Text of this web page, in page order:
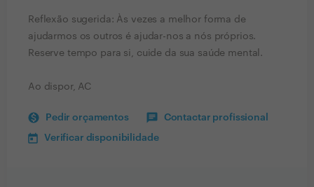
Reflexão sugerida: Às vezes a melhor forma de
ajudarmos os outros é ajudar-nos a nós próprios.
Reserve tempo para si, cuide da sua saúde mental.
Ao dispor, AC
Pedir orçamentos Contactar profissional
Verificar disponibilidade